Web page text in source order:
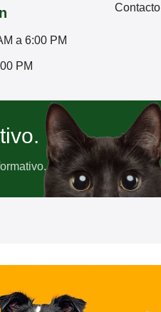
a 6:00 PM
PM
Contacto